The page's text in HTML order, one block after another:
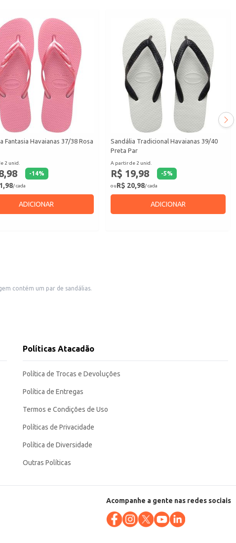
Fantasia Havaianas 37/38 Rosa
2 unid.
-14%
/ cada
ADICIONAR
Sandália Tradicional Havaianas 39/40
Preta Par
A partir de 2 unid.
R$ 19,98 -5%
ouR$ 20,98/ cada
ADICIONAR
contém um par de sandálias.
Políticas Atacadão
Política de Trocas e Devoluções
Política de Entregas
Termos e Condições de Uso
Políticas de Privacidade
Política de Diversidade
Outras Políticas
Acompanhe a gente nas redes sociais